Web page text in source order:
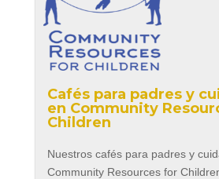
Cafés para padres y
en Community
Children
Nuestros cafés para padres y
Community Resources for